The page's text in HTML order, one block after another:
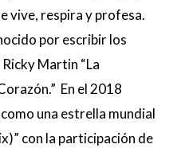
vive, respira y profesa.
por escribir los
Martin “La
En el 2018
una estrella mundial
con la participación de